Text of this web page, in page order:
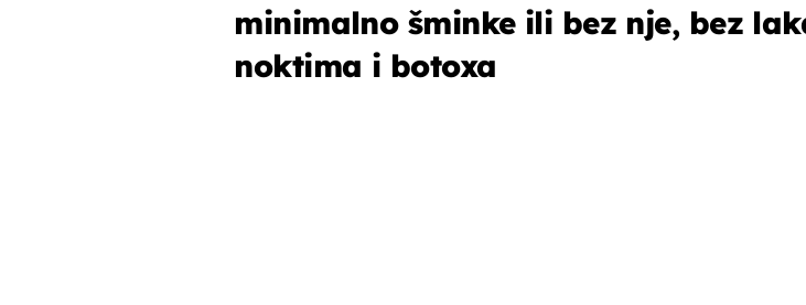
minimalno šminke ili bez nje, bez
noktima i botoxa